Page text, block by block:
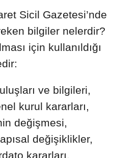
Sicil Gazetesi’nde
bilgiler nelerdir?
için kullanıldığı
ve bilgileri,
kurul kararları,
değişmesi,
değişiklikler,
kararları,